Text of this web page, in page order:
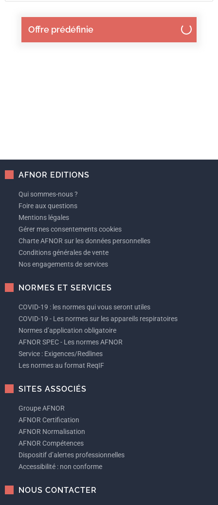
Offre prédéfinie
AFNOR EDITIONS
Qui sommes-nous ?
Foire aux questions
Mentions légales
Gérer mes consentements cookies
Charte AFNOR sur les données personnelles
Conditions générales de vente
Nos engagements de services
NORMES ET SERVICES
COVID-19 : les normes qui vous seront utiles
COVID-19 - Les normes sur les appareils respiratoires
Normes d’application obligatoire
AFNOR SPEC - Les normes AFNOR
Service : Exigences/Redlines
Les normes au format ReqIF
SITES ASSOCIÉS
Groupe AFNOR
AFNOR Certification
AFNOR Normalisation
AFNOR Compétences
Dispositif d’alertes professionnelles
Accessibilité : non conforme
NOUS CONTACTER